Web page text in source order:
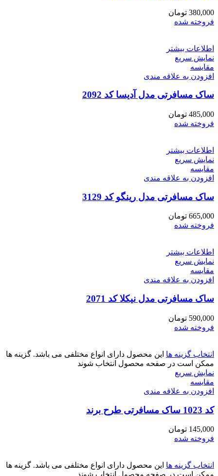
380,000 تومان
فروخته شده
اطلاعات بیشتر
نمایش سریع
مقايسه
افزودن به علاقه مندی
ساک مسافرتی مدل آدیسا کد 2092
485,000 تومان
فروخته شده
اطلاعات بیشتر
نمایش سریع
مقايسه
افزودن به علاقه مندی
ساک مسافرتی مدل رینگو کد 3129
665,000 تومان
فروخته شده
اطلاعات بیشتر
نمایش سریع
مقايسه
افزودن به علاقه مندی
ساک مسافرتی مدل نیکلا کد 2071
590,000 تومان
فروخته شده
انتخاب گزینه ها این محصول دارای انواع مختلفی می باشد. گزینه ها
ممکن است در صفحه محصول انتخاب شوند
نمایش سریع
مقايسه
افزودن به علاقه مندی
کد 1023 ساک مسافرتی طرح برند
145,000 تومان
فروخته شده
انتخاب گزینه ها این محصول دارای انواع مختلفی می باشد. گزینه ها